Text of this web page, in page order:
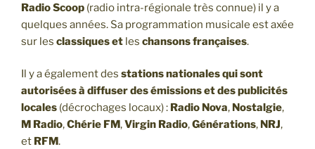
Radio Scoop (radio intra-régionale très connue) il y a
quelques années. Sa programmation musicale est axée
sur les classiques et les chansons françaises.
Il y a également des stations nationales qui sont
autorisées à diffuser des émissions et des publicités
locales (décrochages locaux) : Radio Nova, Nostalgie,
M Radio,Chérie FM,Virgin Radio,Générations, NRJ,
et RFM.